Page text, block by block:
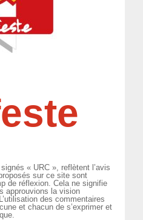
« URC », reflètent l’avis
sur ce site sont
de réflexion. Cela ne signifie
approuvions la vision
des commentaires
et chacun de s’exprimer et